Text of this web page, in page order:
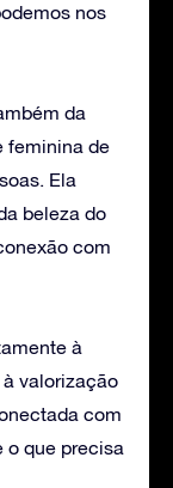
nos
da
feminina de
Ela
beleza do
com
à
valorização
com
o que precisa